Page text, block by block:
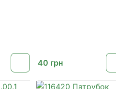
40 грн